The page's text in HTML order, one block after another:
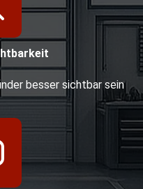
besser sichtbar sein